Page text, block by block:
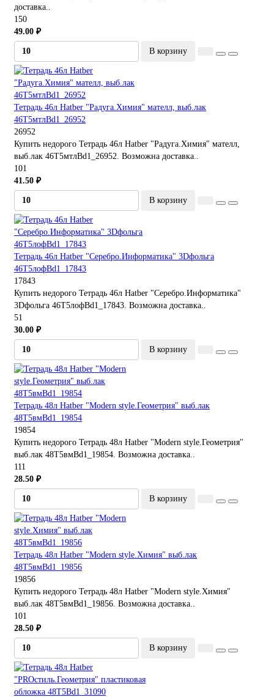
доставка..
150
49.00 ₽
В корзину
Тетрадь 46л Hatber "Радуга.Химия" мателл, выб.лак
46Т5мтлBd1_26952
26952
Купить недорого Тетрадь 46л Hatber "Радуга.Химия" мателл,
выб.лак 46Т5мтлBd1_26952. Возможна доставка..
101
41.50 ₽
В корзину
Тетрадь 46л Hatber "Серебро.Информатика" 3Dфольга
46Т5лофBd1_17843
17843
Купить недорого Тетрадь 46л Hatber "Серебро.Информатика"
3Dфольга 46Т5лофBd1_17843. Возможна доставка..
51
30.00 ₽
В корзину
Тетрадь 48л Hatber "Modern style.Геометрия" выб.лак
48Т5вмBd1_19854
19854
Купить недорого Тетрадь 48л Hatber "Modern style.Геометрия"
выб.лак 48Т5вмBd1_19854. Возможна доставка..
111
28.50 ₽
В корзину
Тетрадь 48л Hatber "Modern style.Химия" выб.лак
48Т5вмBd1_19856
19856
Купить недорого Тетрадь 48л Hatber "Modern style.Химия"
выб.лак 48Т5вмBd1_19856. Возможна доставка..
101
28.50 ₽
В корзину